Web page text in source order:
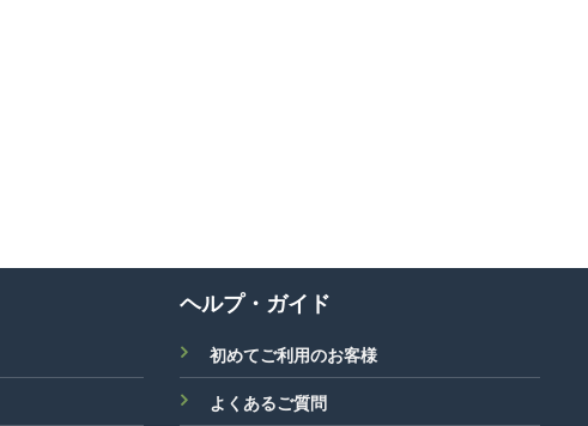
ヘルプ・ガイド
初めてご利用のお客様
よくあるご質問